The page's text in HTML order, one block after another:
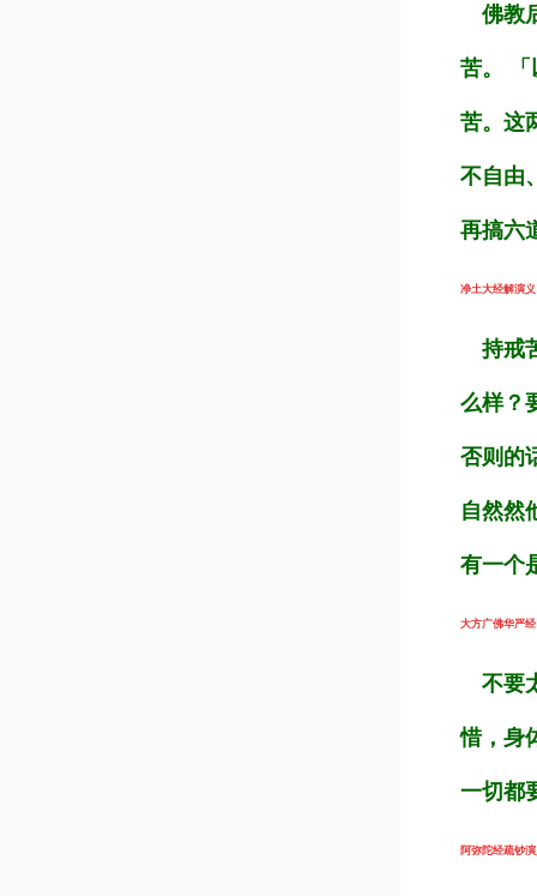
佛教
苦。
苦。这
不自由
再搞六
净土大经解演
持戒
么样？
否则的
自然然
有一个
大方广佛华严
不要
惜，身
一切都
阿弥陀经疏钞